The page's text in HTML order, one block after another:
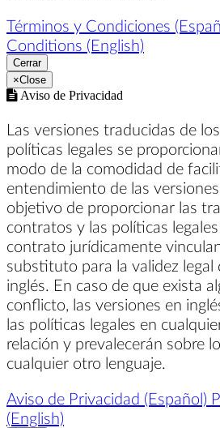
Términos y Condiciones
Conditions (English)
Cerrar
×Close
Aviso de Privacidad
Las versiones traducidas de
políticas legales se
modo de la comodidad de
entendimiento de las
objetivo de proporcionar las
contratos y las políticas
contrato jurídicamente
substituto para la validez legal
inglés. En caso de que exista
conflicto, las versiones en
las políticas legales en
relación y prevalecerán sobre
cualquier otro lenguaje.
Aviso de Privacidad (Español)
(English)